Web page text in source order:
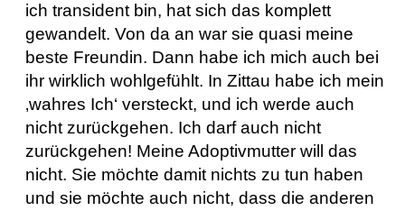
ich transident bin, hat sich das komplett
gewandelt. Von da an war sie quasi meine
beste Freundin. Dann habe ich mich auch bei
ihr wirklich wohlgefühlt. In Zittau habe ich mein
‚wahres Ich‘ versteckt, und ich werde auch
nicht zurückgehen. Ich darf auch nicht
zurückgehen! Meine Adoptivmutter will das
nicht. Sie möchte damit nichts zu tun haben
und sie möchte auch nicht, dass die anderen